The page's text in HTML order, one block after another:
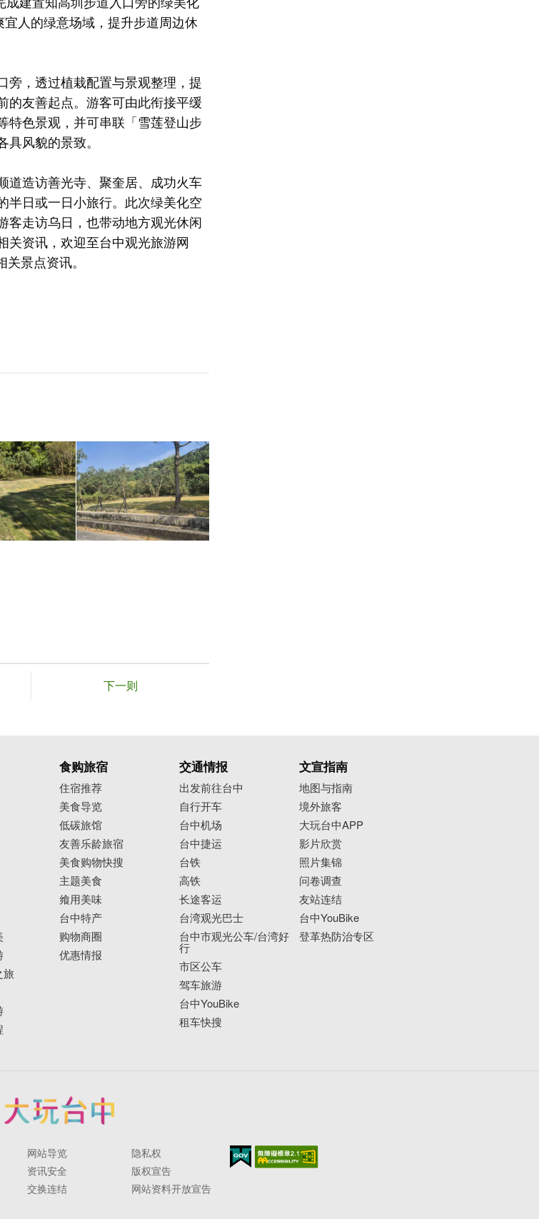
人的绿意场域，提升步道周边休
旁，透过植栽配置与景观整理，提
的友善起点。游客可由此衔接平缓
特色景观，并可串联「雪莲登山步
风貌的景致。
道造访善光寺、聚奎居、成功火车
半日或一日小旅行。此次绿美化空
客走访乌日，也带动地方观光休闲
关资讯，欢迎至台中观光旅游网
景点资讯。
下一则
旅
食购旅宿
住宿推荐
美食导览
低碳旅馆
友善乐龄旅宿
美食购物快搜
主题美食
飨用美味
台中特产
购物商圈
优惠情报
交通情报
出发前往台中
自行开车
台中机场
台中捷运
台铁
高铁
长途客运
台湾观光巴士
台中市观光公车/台湾好
行
市区公车
驾车旅游
台中YouBike
租车快搜
文宣指南
地图与指南
境外旅客
大玩台中APP
影片欣赏
照片集锦
问卷调查
友站连结
台中YouBike
登革热防治专区
网站导览
隐私权
资讯安全
版权宣告
交换连结
网站资料开放宣告